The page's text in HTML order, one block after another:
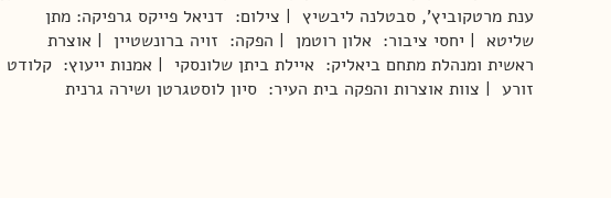
ענת מרטקוביץ', סבטלנה ליבשיץ | צילום: דניאל פייקס גרפיקה: מתן
שליטא | יחסי ציבור: אלון רוטמן | הפקה: זויה ברונשטיין | אוצרת
ראשית ומנהלת מתחם ביאליק: איילת ביתן שלונסקי | אמנות ייעוץ: קלודט
זורע | צוות אוצרות והפקה בית העיר: סיון לוסטגרטן ושירה גרנית